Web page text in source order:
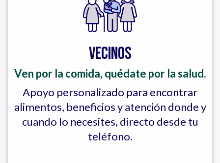
Vecinos
Ven por la comida, quédate por la salud.
Apoyo personalizado para encontrar
alimentos, beneficios y atención donde y
cuando lo necesites, directo desde tu
teléfono.